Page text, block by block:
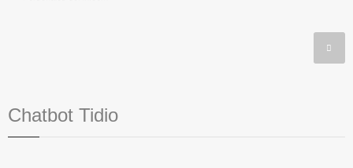
Chatbot Tidio